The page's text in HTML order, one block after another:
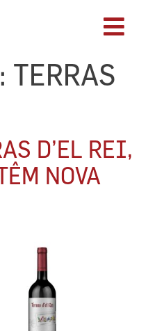
TERRAS
D’EL REI,
NOVA